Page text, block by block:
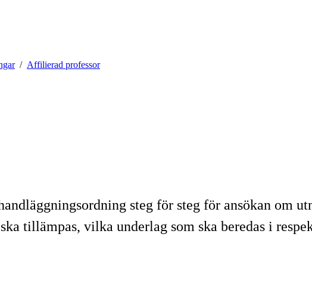
Affilierad professor
steg för steg för ansökan om
tillämpas, vilka underlag som ska beredas i